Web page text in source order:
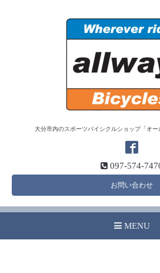
大分市内のスポーツバイシクルショップ「オー
097-574-
お問い合わせ
MENU